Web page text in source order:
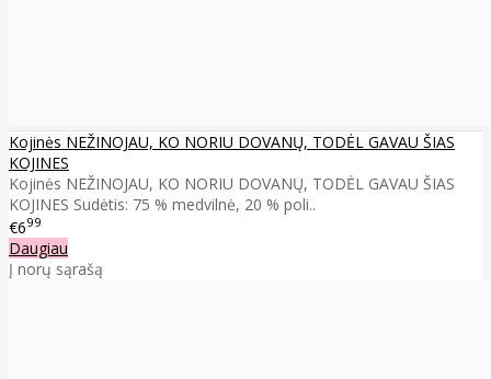
Kojinės NEŽINOJAU, KO NORIU DOVANŲ, TODĖL GAVAU ŠIAS
KOJINES
Kojinės NEŽINOJAU, KO NORIU DOVANŲ, TODĖL GAVAU ŠIAS
KOJINES Sudėtis: 75 % medvilnė, 20 % poli..
€699
Daugiau
Į norų sąrašą